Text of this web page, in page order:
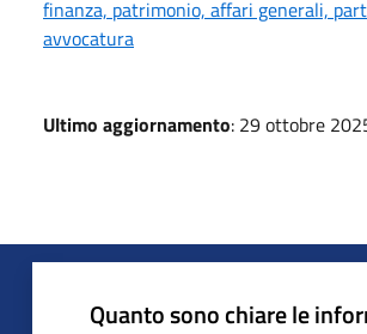
finanza, patrimonio, affari generali,
avvocatura
Ultimo aggiornamento: 29 ottobre
Quanto sono chiare le